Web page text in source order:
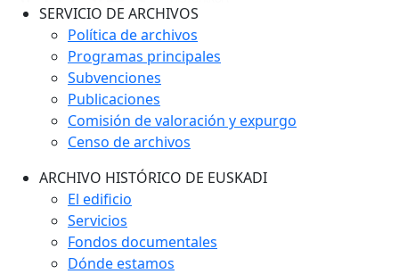
SERVICIO DE ARCHIVOS
Política de archivos
Programas principales
Subvenciones
Publicaciones
Comisión de valoración y expurgo
Censo de archivos
ARCHIVO HISTÓRICO DE EUSKADI
El edificio
Servicios
Fondos documentales
Dónde estamos